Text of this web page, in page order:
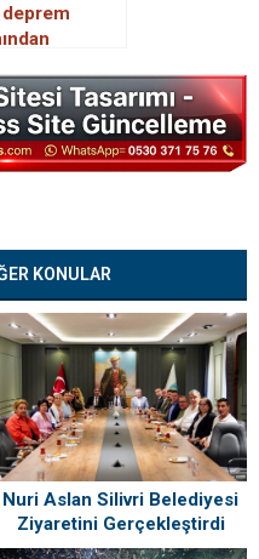
İki ay içinde
deprem
KONULAR
Nuri Aslan Silivri Belediyesi
Ziyaretini Gerçekleştirdi